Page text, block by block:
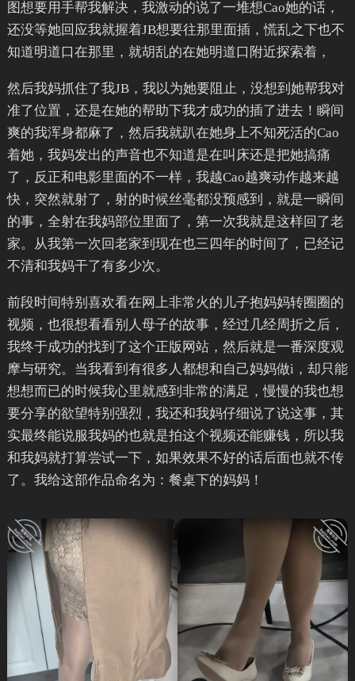
图想要用手帮我解决，我激动的说了一堆想Cao她的话，
还没等她回应我就握着JB想要往那里面插，慌乱之下也不
知道明道口在那里，就胡乱的在她明道口附近探索着，
然后我妈抓住了我JB，我以为她要阻止，没想到她帮我对
准了位置，还是在她的帮助下我才成功的插了进去！瞬间
爽的我浑身都麻了，然后我就趴在她身上不知死活的Cao
着她，我妈发出的声音也不知道是在叫床还是把她搞痛
了，反正和电影里面的不一样，我越Cao越爽动作越来越
快，突然就射了，射的时候丝毫都没预感到，就是一瞬间
的事，全射在我妈部位里面了，第一次我就是这样回了老
家。从我第一次回老家到现在也三四年的时间了，已经记
不清和我妈干了有多少次。
前段时间特别喜欢看在网上非常火的儿子抱妈妈转圈圈的
视频，也很想看看别人母子的故事，经过几经周折之后，
我终于成功的找到了这个正版网站，然后就是一番深度观
摩与研究。当我看到有很多人都想和自己妈妈做i，却只能
想想而已的时候我心里就感到非常的满足，慢慢的我也想
要分享的欲望特别强烈，我还和我妈仔细说了说这事，其
实最终能说服我妈的也就是拍这个视频还能赚钱，所以我
和我妈就打算尝试一下，如果效果不好的话后面也就不传
了。我给这部作品命名为：餐桌下的妈妈！